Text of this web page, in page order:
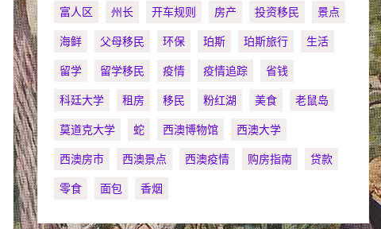
富人区
州长 开车规则 房产 投资移民
景点
海鲜
父母移民 环保 珀斯 珀斯旅行
生活
留学
留学移民 疫情 疫情追踪
省钱
科廷大学
租房 移民 粉红湖 美食
老鼠岛
莫道克大学
蛇 西澳博物馆
西澳大学
西澳房市
西澳景点 西澳疫情 购房指南
贷款
零食
面包 香烟